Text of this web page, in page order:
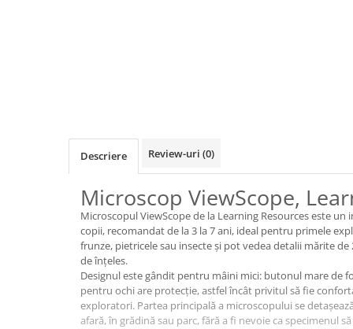
Jucarii muzicale
Jucării ȋndemânare
Masinute si trenulete
Roboti de jucarie
Jucarii bebelusi
Centre de activitati
Descriere Review-uri (0)
Microscop ViewScope,
Microscopul ViewScope de la Learning Resources este
copii, recomandat de la 3 la 7 ani, ideal pentru primele
frunze, pietricele sau insecte și pot vedea detalii mărite
de înțeles.
Designul este gândit pentru mâini mici: butonul mare de
pentru ochi are protecție, astfel încât privitul să fie
exploratori. Partea principală a microscopului se
afară, în grădină sau parc, fără a fi nevoie ca specimenul